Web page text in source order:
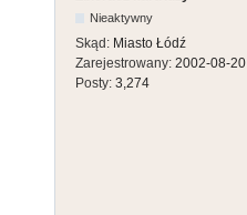
Nieaktywny
Skąd: Miasto Łódź
Zarejestrowany: 2002-08-20
Posty: 3,274